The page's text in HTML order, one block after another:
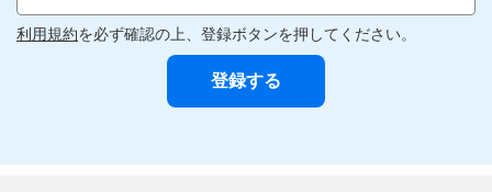
利用規約を必ず確認の上、登録ボタンを押してください。